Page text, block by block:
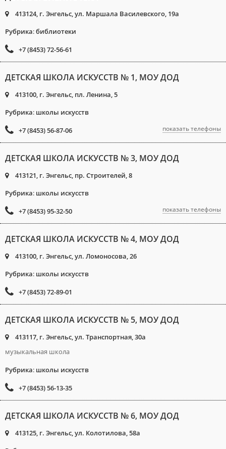
413124, г. Энгельс, ул. Маршала Василевского, 19а
Рубрика:библиотеки
+7 (8453) 72-56-61
ДЕТСКАЯ ШКОЛА ИСКУССТВ № 1, МОУ ДОД
413100, г. Энгельс, пл. Ленина, 5
Рубрика: школы искусств
+7 (8453) 56-87-06
показать телефоны
ДЕТСКАЯ ШКОЛА ИСКУССТВ № 3, МОУ ДОД
413121, г. Энгельс, пр. Строителей, 8
Рубрика: школы искусств
+7 (8453) 95-32-50
показать телефоны
ДЕТСКАЯ ШКОЛА ИСКУССТВ № 4, МОУ ДОД
413100, г. Энгельс, ул. Ломоносова, 26
Рубрика: школы искусств
+7 (8453) 72-89-01
ДЕТСКАЯ ШКОЛА ИСКУССТВ № 5, МОУ ДОД
413117, г. Энгельс, ул. Транспортная, 30а
музыкальная школа
Рубрика: школы искусств
+7 (8453) 56-13-35
ДЕТСКАЯ ШКОЛА ИСКУССТВ № 6, МОУ ДОД
413125, г. Энгельс, ул. Колотилова, 58а